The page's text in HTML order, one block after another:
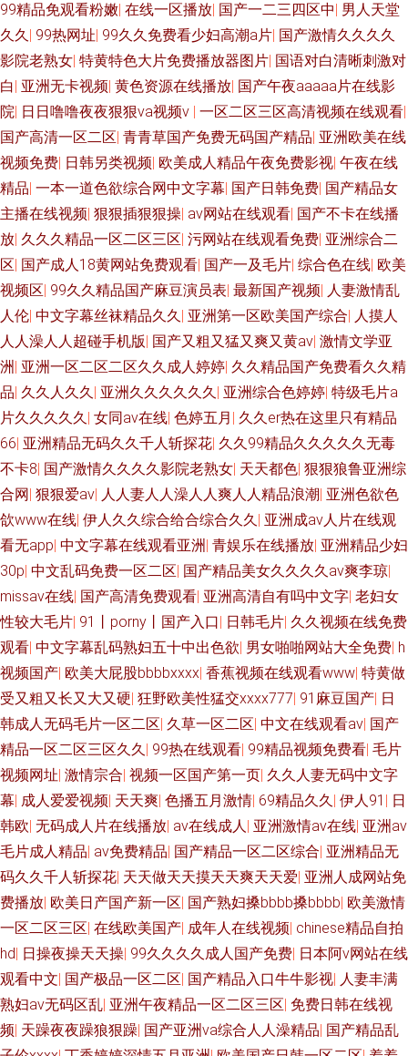
99精品免观看粉嫩| 在线一区播放| 国产一二三四区中| 男人天堂
久久| 99热网址| 99久久免费看少妇高潮a片| 国产激情久久久久
影院老熟女| 特黄特色大片免费播放器图片| 国语对白清晰刺激对
白| 亚洲无卡视频| 黄色资源在线播放| 国产午夜aaaaa片在线影
院| 日日噜噜夜夜狠狠va视频v | 一区二区三区高清视频在线观看|
国产高清一区二区| 青青草国产免费无码国产精品| 亚洲欧美在线
视频免费| 日韩另类视频| 欧美成人精品午夜免费影视| 午夜在线
精品| 一本一道色欲综合网中文字幕| 国产日韩免费| 国产精品女
主播在线视频| 狠狠插狠狠操| aⅴ网站在线观看| 国产不卡在线播
放| 久久久精品一区二区三区| 污网站在线观看免费| 亚洲综合二
区| 国产成人18黄网站免费观看| 国产一及毛片| 综合色在线| 欧美
视频区| 99久久精品国产麻豆演员表| 最新国产视频| 人妻激情乱
人伦| 中文字幕丝袜精品久久| 亚洲第一区欧美国产综合| 人摸人
人人澡人人超碰手机版| 国产又粗又猛又爽又黄av| 激情文学亚
洲 | 亚洲一区二区二区久久成人婷婷| 久久精品国产免费看久久精
品| 久久人久久| 亚洲久久久久久久| 亚洲综合色婷婷| 特级毛片a
片久久久久久| 女同av在线| 色婷五月 | 久久er热在这里只有精品
66| 亚洲精品无码久久千人斩探花| 久久99精品久久久久久无毒
不卡8| 国产激情久久久久影院老熟女| 天天都色| 狠狠狼鲁亚洲综
合网| 狠狠爱av| 人人妻人人澡人人爽人人精品浪潮| 亚洲色欲色
欱www在线| 伊人久久综合给合综合久久| 亚洲成av人片在线观
看无app| 中文字幕在线观看亚洲 | 青娱乐在线播放| 亚洲精品少妇
30p| 中文乱码免费一区二区| 国产精品美女久久久久av爽李琼|
missav在线| 国产高清免费观看| 亚洲高清自有吗中文字| 老妇女
性较大毛片| 91丨porny丨国产入口| 日韩毛片| 久久视频在线免费
观看| 中文字幕乱码熟妇五十中出色欲| 男女啪啪网站大全免费| h
视频国产| 欧美大屁股bbbbxxxx| 香蕉视频在线观看www| 特黄做
受又粗又长又大又硬| 狂野欧美性猛交xxxx777| 91麻豆国产| 日
韩成人无码毛片一区二区| 久草一区二区| 中文在线观看av| 国产
精品一区二区三区久久| 99热在线观看| 99精品视频免费看| 毛片
视频网址| 激情宗合| 视频一区国产第一页| 久久人妻无码中文字
幕| 成人爱爱视频| 天天爽| 色播五月激情| 69精品久久| 伊人91 | 日
韩欧| 无码成人片在线播放| av在线成人| 亚洲激情av在线| 亚洲av
毛片成人精品| av免费精品| 国产精品一区二区综合| 亚洲精品无
码久久千人斩探花| 天天做天天摸天天爽天天爱| 亚洲人成网站免
费播放| 欧美日产国产新一区| 国产熟妇搡bbbb搡bbbb| 欧美激情
一区二区三区| 在线欧美国产| 成年人在线视频| chinese精品自拍
hd| 日操夜操天天操| 99久久久久成人国产免费| 日本阿v网站在线
观看中文| 国产极品一区二区| 国产精品入口牛牛影视| 人妻丰满
熟妇av无码区乱| 亚洲午夜精品一区二区三区| 免费日韩在线视
频| 天躁夜夜躁狼狠躁| 国产亚洲va综合人人澡精品| 国产精品乱